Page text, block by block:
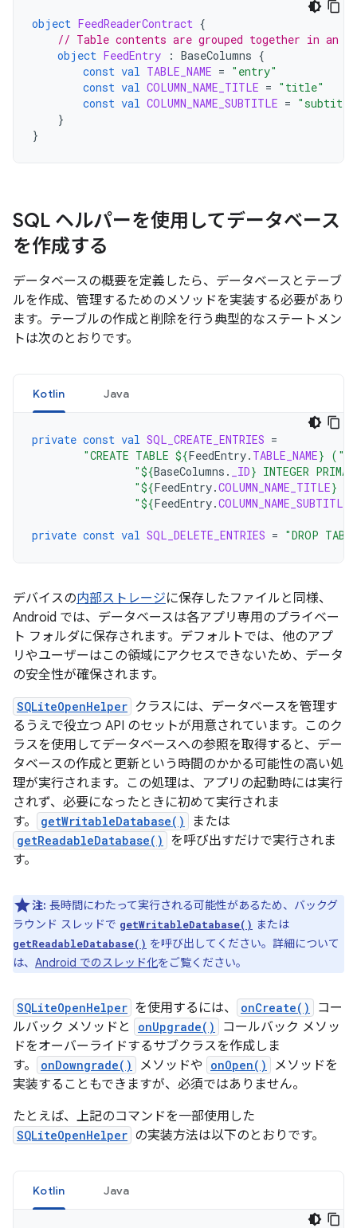
object FeedReaderContract {
// Table contents are grouped together in an
object FeedEntry : BaseColumns {
const val TABLE_NAME = "entry"
const val COLUMN_NAME_TITLE = "title"
const val COLUMN_NAME_SUBTITLE =
}
}
SQL ヘルパーを使用してデータベース
を作成する
データベースの概要を定義したら、データベースとテーブ
ルを作成、管理するためのメソッドを実装する必要があり
ます。テーブルの作成と削除を行う典型的なステートメン
トは次のとおりです。
Kotlin Java
private const val SQL_CREATE_ENTRIES =
"CREATE TABLE ${FeedEntry. TABLE_NAME} ("
"${BaseColumns . _ID} INTEGER
"${FeedEntry.COLUMN_NAME_TITLE}
"${FeedEntry.COLUMN_NAME_SUBTITLE
private const val SQL_DELETE_ENTRIES = "DROP
デバイスの内部ストレージに保存したファイルと同様、
Android では、データベースは各アプリ専用のプライベー
ト フォルダに保存されます。デフォルトでは、他のアプ
リやユーザーはこの領域にアクセスできないため、データ
の安全性が確保されます。
SQLiteOpenHelper クラスには、データベースを管理す
るうえで役立つ API のセットが用意されています。このク
ラスを使用してデータベースへの参照を取得すると、デー
タベースの作成と更新という時間のかかる可能性の高い処
理が実行されます。この処理は、アプリの起動時には実行
されず、必要になったときに初めて実行されま
す。
getWritableDatabase() または
getReadableDatabase()
を呼び出すだけで実行されま
す。
注: 長時間にわたって実行される可能性があるため、バックグ
ラウンド スレッドで getWritableDatabase() または
getReadableDatabase() を呼び出してください。詳細について
は、 Android でのスレッド化をご覧ください。
SQLiteOpenHelper を使用するには、 onCreate()
コー
ルバック メソッドと
onUpgrade()
コールバック メソッ
ドをオーバーライドするサブクラスを作成しま
す。
onDowngrade() メソッドや onOpen()
メソッドを
実装することもできますが、必須ではありません。
たとえば、上記のコマンドを一部使用した
SQLiteOpenHelper の実装方法は以下のとおりです。
Kotlin Java